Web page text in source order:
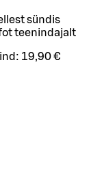
sündis
teenindajalt
19,90 €